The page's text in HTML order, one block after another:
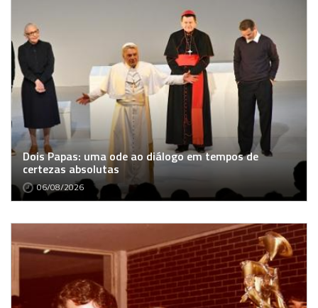
Dois Papas: uma ode ao diálogo em tempos de
certezas absolutas
06/08/2026